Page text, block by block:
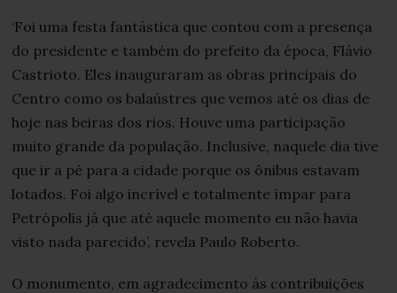
‘Foi uma festa fantástica que contou com a presença
do presidente e também do prefeito da época, Flávio
Castrioto. Eles inauguraram as obras principais do
Centro como os balaústres que vemos até os dias de
hoje nas beiras dos rios. Houve uma participação
muito grande da população. Inclusive, naquele dia tive
que ir a pé para a cidade porque os ônibus estavam
lotados. Foi algo incrível e totalmente ímpar para
Petrópolis já que até aquele momento eu não havia
visto nada parecido’, revela Paulo Roberto.
O monumento, em agradecimento às contribuições